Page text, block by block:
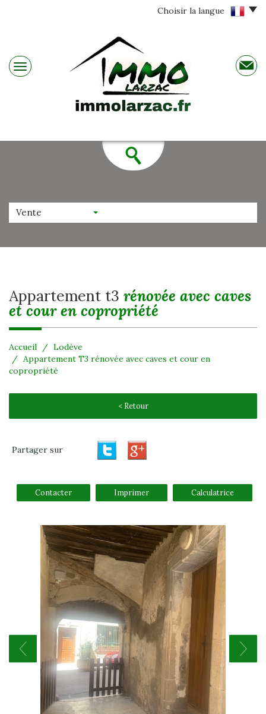
Choisir la langue
Vente
appartement t3 rénovée avec caves
et cour en copropriété
Accueil
Lodève
Appartement T3 rénovée avec caves et cour en
copropriété
< Retour
Partager sur
Contacter Imprimer Calculatrice